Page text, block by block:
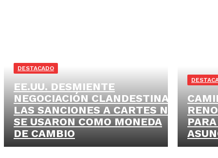
DESTACADO
EE.UU. DESMIENTE
NEGOCIACIÓN CLANDESTINA:
LAS SANCIONES A CARTES NO
SE USARON COMO MONEDA
DE CAMBIO